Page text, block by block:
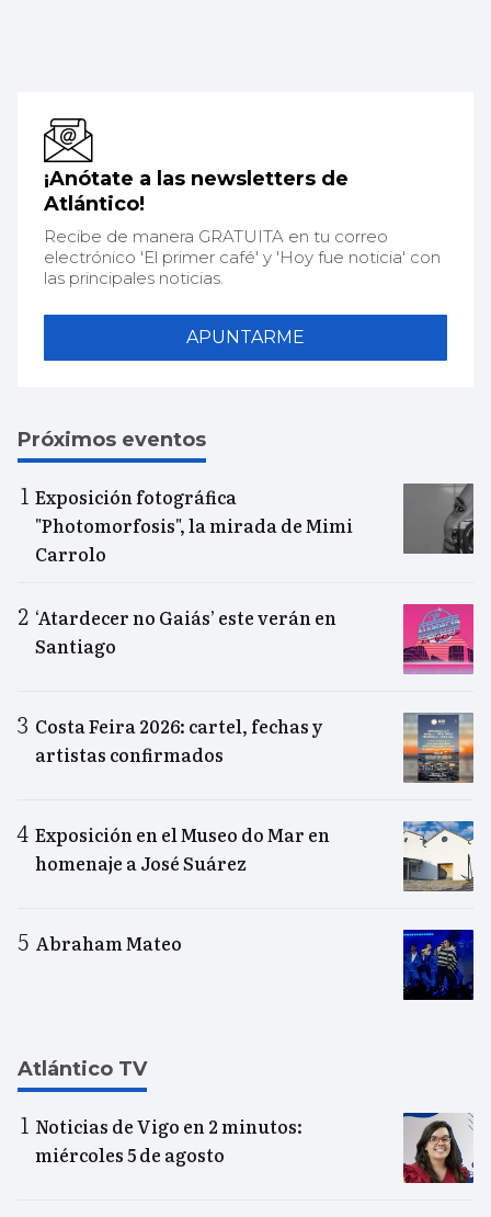
¡Anótate a las newsletters de
Atlántico!
Recibe de manera GRATUITA en tu correo
electrónico 'El primer café' y 'Hoy fue noticia' con
las principales noticias.
APUNTARME
Próximos eventos
Exposición fotográfica
"Photomorfosis", la mirada de Mimi
Carrolo
‘Atardecer no Gaiás’ este verán en
Santiago
Costa Feira 2026: cartel, fechas y
artistas confirmados
Exposición en el Museo do Mar en
homenaje a José Suárez
Abraham Mateo
Atlántico TV
Noticias de Vigo en 2 minutos:
miércoles 5 de agosto